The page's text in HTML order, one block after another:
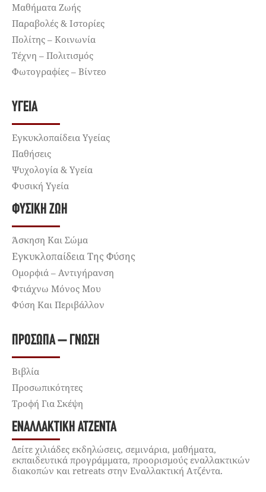
Μαθήματα Ζωής
Παραβολές & Ιστορίες
Πολίτης – Κοινωνία
Τέχνη – Πολιτισμός
Φωτογραφίες – Βίντεο
ΥΓΕΊΑ
Εγκυκλοπαίδεια Υγείας
Παθήσεις
Ψυχολογία & Υγεία
Φυσική Υγεία
ΦΥΣΙΚΉ ΖΩΉ
Άσκηση Και Σώμα
Εγκυκλοπαίδεια Της Φύσης
Ομορφιά – Αντιγήρανση
Φτιάχνω Μόνος Μου
Φύση Και Περιβάλλον
ΠΡΌΣΩΠΑ – ΓΝΏΣΗ
Βιβλία
Προσωπικότητες
Τροφή Για Σκέψη
ΕΝΑΛΛΑΚΤΙΚΉ ΑΤΖΈΝΤΑ
Δείτε χιλιάδες εκδηλώσεις, σεμινάρια, μαθήματα,
εκπαιδευτικά προγράμματα, προορισμούς εναλλακτικών
διακοπών και retreats στην Εναλλακτική Ατζέντα.